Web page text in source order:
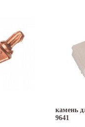
камень
9641